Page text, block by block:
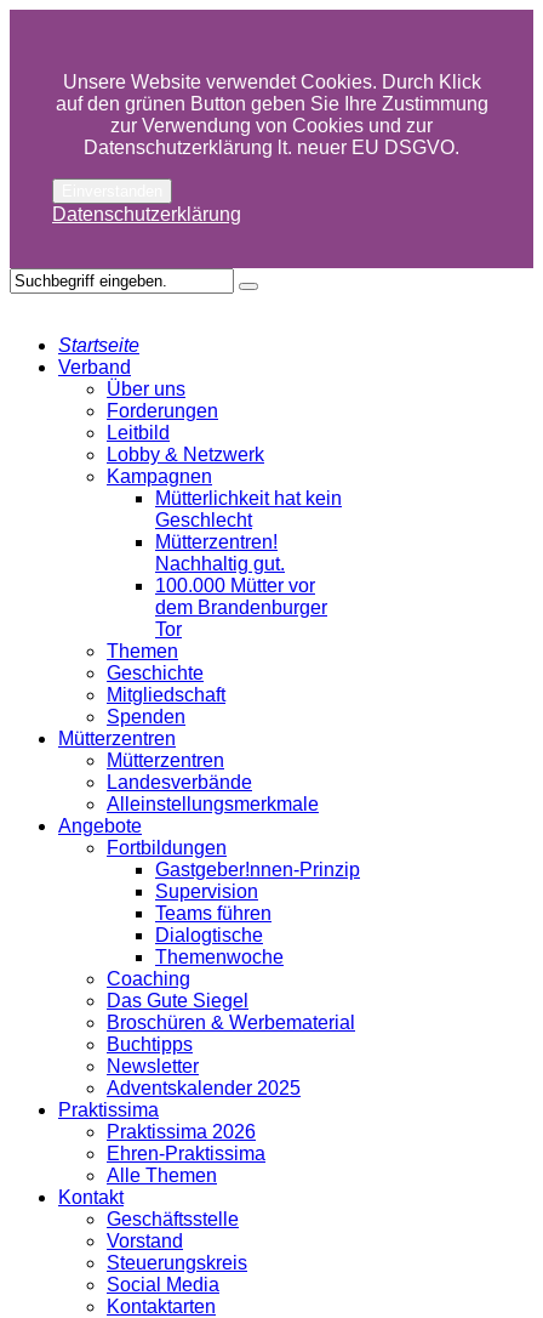
Unsere Website verwendet Cookies. Durch Klick
auf den grünen Button geben Sie Ihre Zustimmung
zur Verwendung von Cookies und zur
Datenschutzerklärung lt. neuer EU DSGVO.
Datenschutzerklärung
Startseite
Verband
Über uns
Forderungen
Leitbild
Lobby & Netzwerk
Kampagnen
Mütterlichkeit hat kein
Geschlecht
Mütterzentren!
Nachhaltig gut.
100.000 Mütter vor
dem Brandenburger
Tor
Themen
Geschichte
Mitgliedschaft
Spenden
Mütterzentren
Mütterzentren
Landesverbände
Alleinstellungsmerkmale
Angebote
Fortbildungen
Gastgeber!nnen-Prinzip
Supervision
Teams führen
Dialogtische
Themenwoche
Coaching
Das Gute Siegel
Broschüren & Werbematerial
Buchtipps
Newsletter
Adventskalender 2025
Praktissima
Praktissima 2026
Ehren-Praktissima
Alle Themen
Kontakt
Geschäftsstelle
Vorstand
Steuerungskreis
Social Media
Kontaktarten